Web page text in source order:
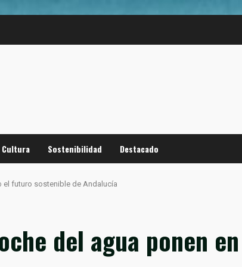
Cultura Sostenibilidad Destacado
el futuro sostenible de Andalucía
del agua ponen